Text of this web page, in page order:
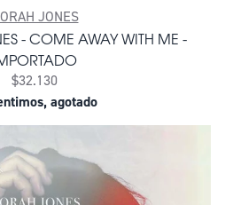
JONES
- COME AWAY WITH ME -
$32.130
agotado